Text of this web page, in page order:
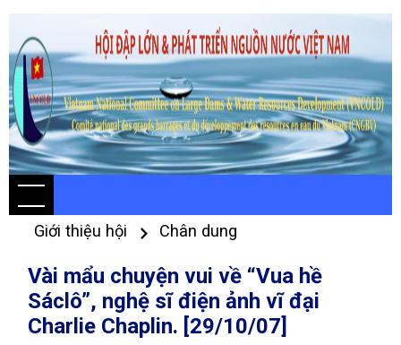
Giới thiệu hội Chân dung
Vài mẩu chuyện vui về “Vua hề
Sáclô”, nghệ sĩ điện ảnh vĩ đại
Charlie Chaplin. [29/10/07]